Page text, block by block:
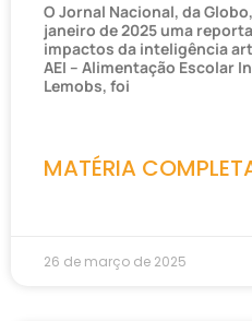
O Jornal Nacional, da
janeiro de 2025 uma
impactos da inteligência
AEI – Alimentação Escolar
Lemobs, foi
MATÉRIA
26 de março de 2025